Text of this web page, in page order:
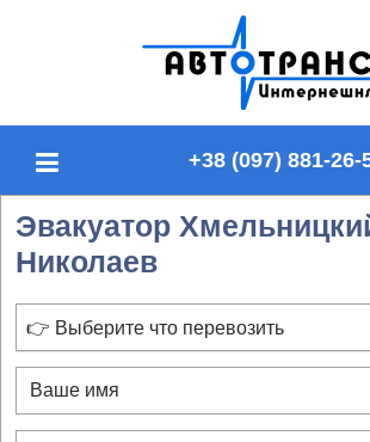
+38 (097) 881-26-
Эвакуатор
Николаев
👉 Выберите что перевозить